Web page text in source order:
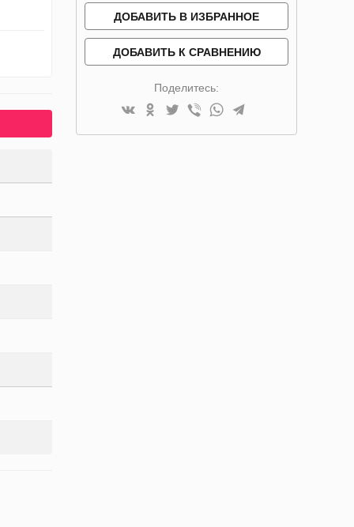
ДОБАВИТЬ В ИЗБРАННОЕ
ДОБАВИТЬ К СРАВНЕНИЮ
Поделитесь: